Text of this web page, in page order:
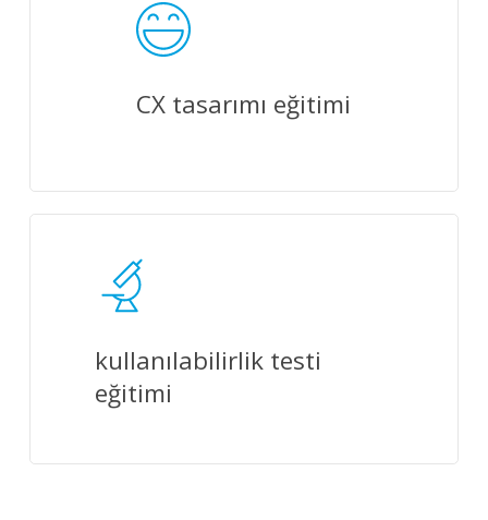
CX tasarımı eğitimi
kullanılabilirlik testi
eğitimi